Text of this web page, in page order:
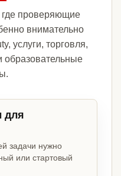
где проверяющие
внимательно
услуги, торговля,
образовательные
для
задачи нужно
или стартовый